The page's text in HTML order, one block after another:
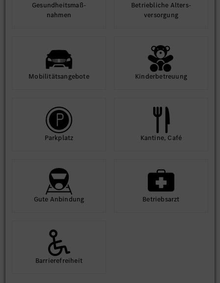
Gesund­heits­maß­
nahmen
Betrieb­liche Alters­
ver­sorgung
Mobilitäts­angebote Kinder­betreuung
Park­platz Kantine, Café
Gute An­bindung Betriebs­arzt
Barriere­frei­heit